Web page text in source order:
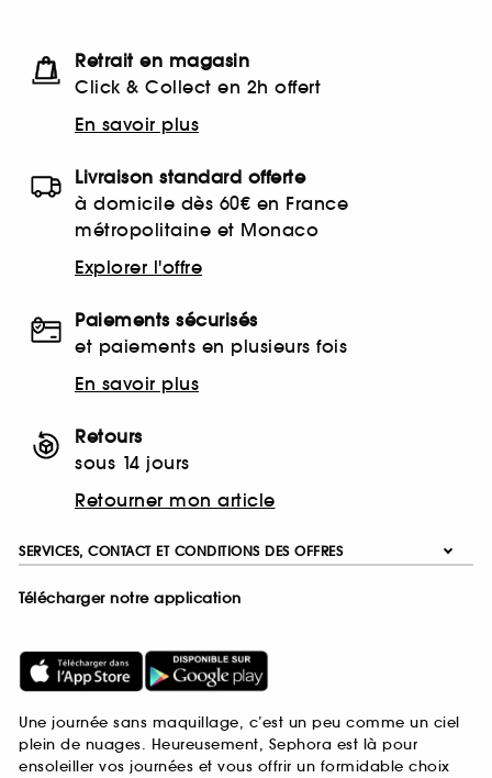
Retrait en magasin
Click & Collect en 2h offert
En savoir plus
Livraison standard offerte
à domicile dès 60€ en France
métropolitaine et Monaco
Explorer l'offre
Paiements sécurisés
et paiements en plusieurs fois
En savoir plus
Retours
sous 14 jours
Retourner mon article
SERVICES, CONTACT ET CONDITIONS DES OFFRES
Télécharger notre application
Une journée sans maquillage, c’est un peu comme un ciel
plein de nuages. Heureusement, Sephora est là pour
ensoleiller vos journées et vous offrir un formidable choix